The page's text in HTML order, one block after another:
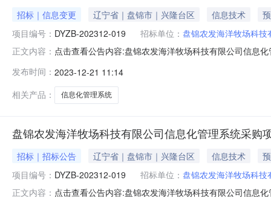
招标｜信息变更 辽宁省｜盘锦市｜兴隆台区 信息技术
项目编号： DYZB-202312-019 招标单位： 盘锦农发海洋牧场科技
正文内容： 点击查看公告内容:盘锦农发海洋牧场科技有限公司信息
2023年12月20日09时30分到2023年12月25日16时30分
发布时间： 2023-12-21 11:14
相关产品：
信息化管理系统
盘锦农发海洋牧场科技有限公司信息化管理系统采购
招标｜招标公告 辽宁省｜盘锦市｜兴隆台区 信息技术
项目编号： DYZB-202312-019 招标单位： 盘锦农发海洋牧场科技
正文内容： 点击查看公告内容:盘锦农发海洋牧场科技有限公司信息